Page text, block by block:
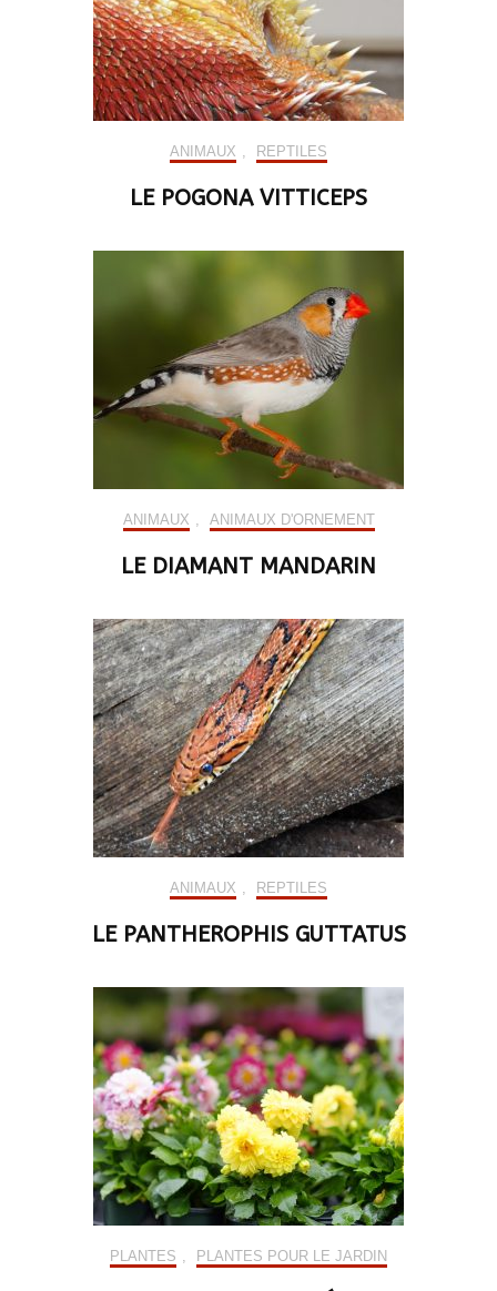
ANIMAUX REPTILES
LE POGONA VITTICEPS
ANIMAUX ANIMAUX D'ORNEMENT
LE DIAMANT MANDARIN
ANIMAUX REPTILES
LE PANTHEROPHIS GUTTATUS
PLANTES PLANTES POUR LE JARDIN